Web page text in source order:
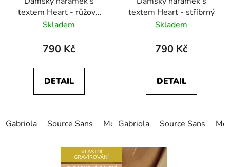
textem Heart - růžové
zlato
Skladem
790 Kč
DETAIL
Gabriola Source Sans Monotype Corsiva Freestyle
textem Heart - stříbrný
Skladem
790 Kč
DETAIL
Gabriola Source Sans
VLASTNÍ
GRAVÍROVÁNÍ